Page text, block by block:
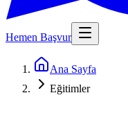
Hemen Başvur
Ana Sayfa
Eğitimler